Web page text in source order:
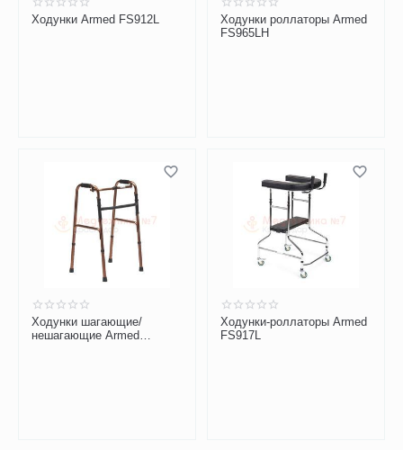
Ходунки Armed FS912L
Ходунки роллаторы Armed
FS965LH
Ходунки шагающие/
нешагающие Armed
Ходунки-роллаторы Armed
FS917L